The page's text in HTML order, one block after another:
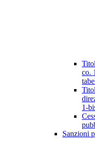
co.
1-
Sanzioni